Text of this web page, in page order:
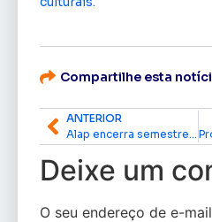
Compartilhe esta
ANTERIOR
Deixe um
O seu endereço de e-